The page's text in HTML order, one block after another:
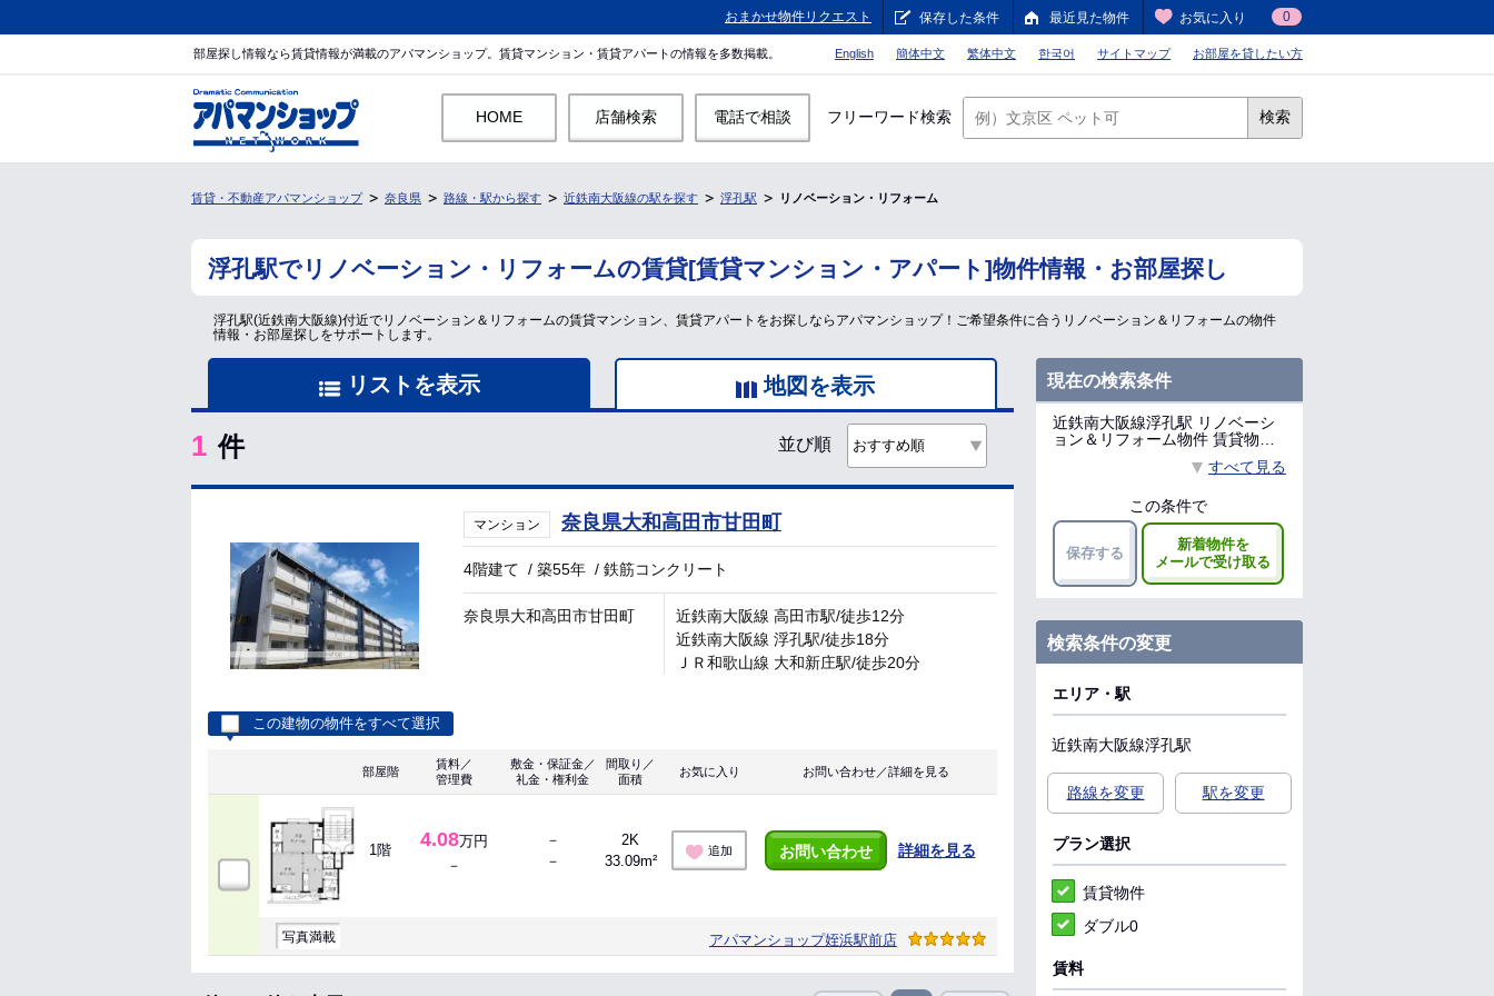
おまかせ物件リクエスト 保存した条件 最近見た物件 お気に入り 0
部屋探し情報なら賃貸情報が満載のアパマンショップ。賃貸マンション・賃貸アパートの情報を多数掲載。 English 簡体中文 繁体中文 한국어 サイトマップ お部屋を貸したい方
HOME 店舗検索 電話で相談 フリーワード検索 検索
賃貸・不動産アパマンショップ 奈良県 路線・駅から探す 近鉄南大阪線の駅を探す 浮孔駅 リノベーション・リフォーム
浮孔駅でリノベーション・リフォームの賃貸[賃貸マンション・アパート]物件情報・お部屋探し
浮孔駅(近鉄南大阪線)付近でリノベーション＆リフォームの賃貸マンション、賃貸アパートをお探しならアパマンショップ！ご希望条件に合うリノベーション＆リフォームの物件
情報・お部屋探しをサポートします。
リストを表示 地図を表示
1 件 並び順
マンション 奈良県大和高田市甘田町
4階建て /築55年 /鉄筋コンクリート
奈良県大和高田市甘田町
近鉄南大阪線 高田市駅/徒歩12分
近鉄南大阪線 浮孔駅/徒歩18分
ＪＲ和歌山線 大和新庄駅/徒歩20分
この建物の物件をすべて選択
部屋階
賃料／
管理費
敷金・保証金／
礼金・権利金
間取り／
面積
お気に入り お問い合わせ／詳細を見る
1階 4.08万円
－
－
－
2K
33.09m²
追加 お問い合わせ 詳細を見る
写真満載 アパマンショップ姪浜駅前店
現在の検索条件
近鉄南大阪線浮孔駅 リノベーシ
ョン＆リフォーム物件 賃貸物…
すべて見る
この条件で
保存する
新着物件を
メールで受け取る
検索条件の変更
エリア・駅
近鉄南大阪線浮孔駅
路線を変更 駅を変更
プラン選択
賃貸物件
ダブル0
賃料